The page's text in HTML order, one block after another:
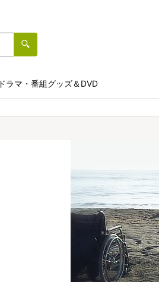
ドラマ・番組グッズ＆DVD